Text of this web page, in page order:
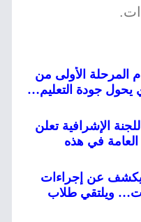
الأولى من
يحول جودة التعليم…
الإشرافية تعلن
العامة في هذه
يكشف عن إجراءات
ويلتقي طلاب